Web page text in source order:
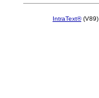
IntraText®(V89)